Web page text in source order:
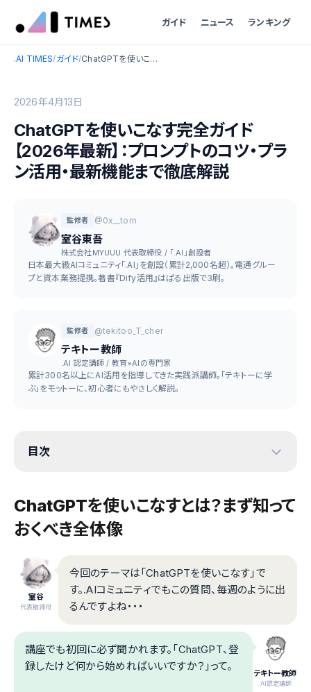
ガイド ニュース ランキング
.AI TIMES/ガイド/ ChatGPTを使いこなす完全ガイド【2026年最新】：プロンプトのコツ・プラン活用・最新機能まで徹底解説
2026年4月13日
ChatGPTを使いこなす完全ガイド
【2026年最新】：プロンプトのコツ・プラ
ン活用・最新機能まで徹底解説
監修者 @0x__tom
室谷東吾
株式会社MYUUU 代表取締役 / 「.AI」創設者
日本最大級AIコミュニティ「.AI」を創設（累計2,000名超）。電通グルー
プと資本業務提携。著書『Dify活用』はぱる出版で3刷。
監修者 @tekitoo_T_cher
テキトー教師
.AI 認定講師 / 教育×AIの専門家
累計300名以上にAI活用を指導してきた実践派講師。「テキトーに学
ぶ」をモットーに、初心者にもやさしく解説。
目次
ChatGPTを使いこなすとは？まず知って
おくべき全体像
室谷
代表取締役
今回のテーマは「ChatGPTを使いこなす」で
す。.AIコミュニティでもこの質問、毎週のように出
るんですよね・・・
テキトー教師
.AI認定講師
講座でも初回に必ず聞かれます。「ChatGPT、登
録したけど何から始めればいいですか？」って。